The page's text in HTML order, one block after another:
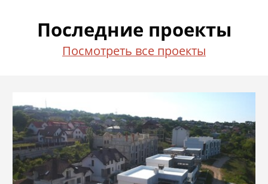
Последние проекты
Посмотреть все проекты